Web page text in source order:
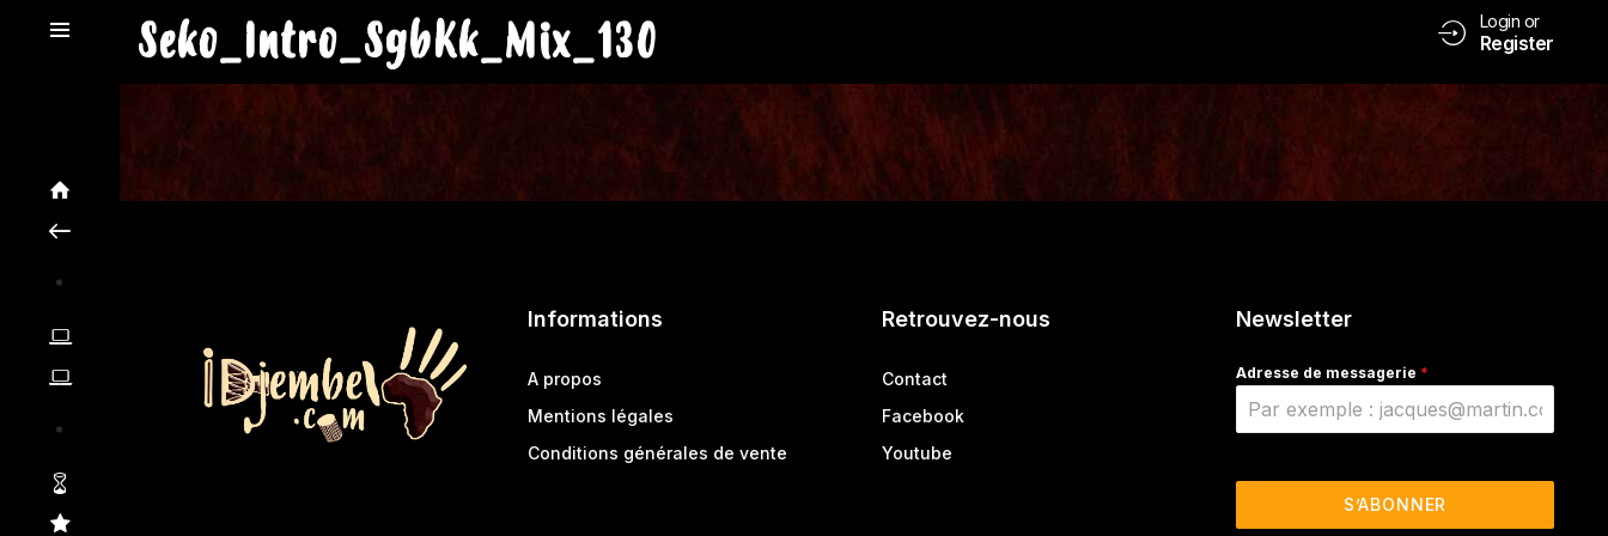
Seko_Intro_SgbKk_Mix_130 Login or
Register
Informations
A propos
Mentions légales
Conditions générales de vente
Retrouvez-nous
Contact
Facebook
Youtube
Newsletter
Adresse de messagerie *
S’ABONNER